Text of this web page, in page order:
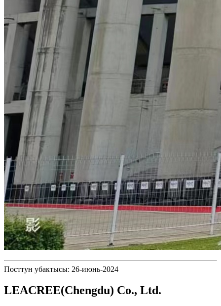
Посттун убактысы: 26-июнь-2024
LEACREE(Chengdu) Co., Ltd.